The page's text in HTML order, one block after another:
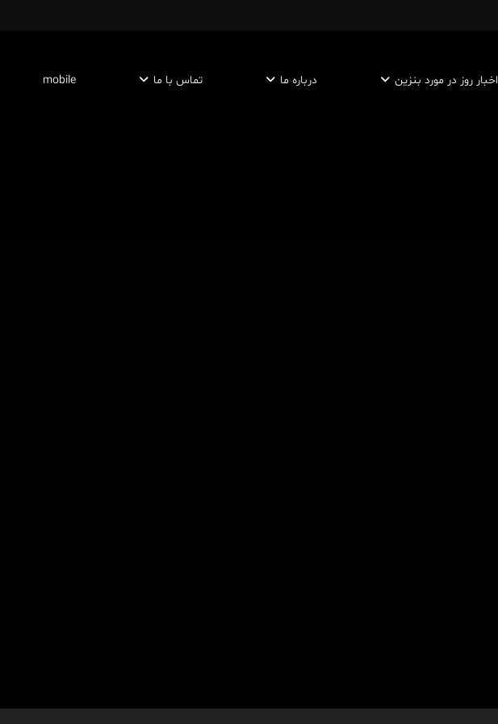
اخبار روز در مورد بنزین درباره ما تماس با ما mobile